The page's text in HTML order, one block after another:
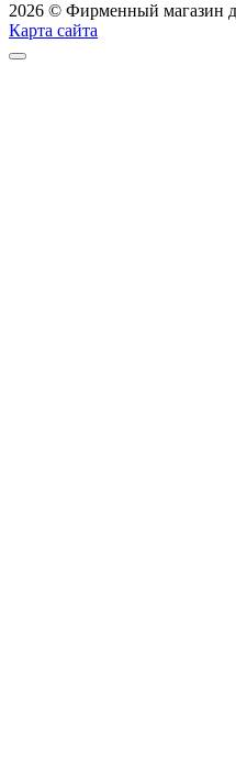
2026 © Фирменный магазин
Карта сайта